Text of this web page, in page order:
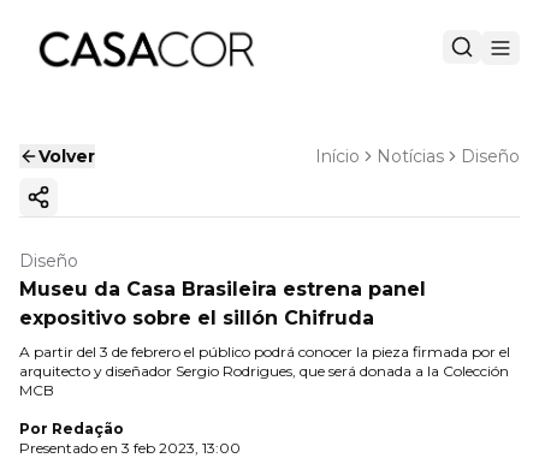
Volver Início Notícias Diseño
Copiar enlace
Diseño
Museu da Casa Brasileira estrena panel
expositivo sobre el sillón Chifruda
A partir del 3 de febrero el público podrá conocer la pieza firmada por el
arquitecto y diseñador Sergio Rodrigues, que será donada a la Colección
MCB
Por Redação
Presentado en 3 feb 2023, 13:00